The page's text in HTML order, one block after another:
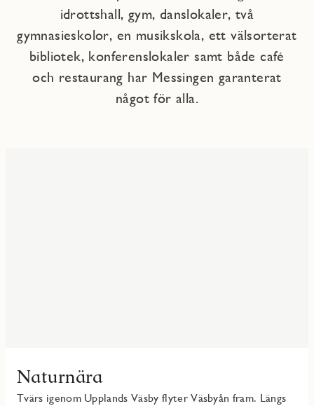
idrottshall, gym, danslokaler, två
gymnasieskolor, en musikskola, ett välsorterat
bibliotek, konferenslokaler samt både café
och restaurang har Messingen garanterat
något för alla.
Naturnära
Tvärs igenom Upplands Väsby flyter Väsbyån fram. Längs